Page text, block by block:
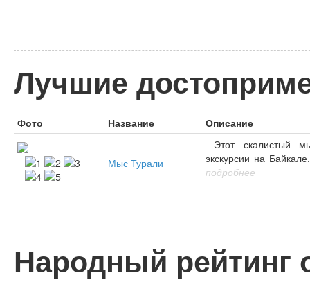
Лучшие
Фото Название Описание
Мыс Турали
Этот скалистый
экскурсии на
подробнее
Народный рейтинг